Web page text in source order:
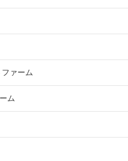
ァーム
ム